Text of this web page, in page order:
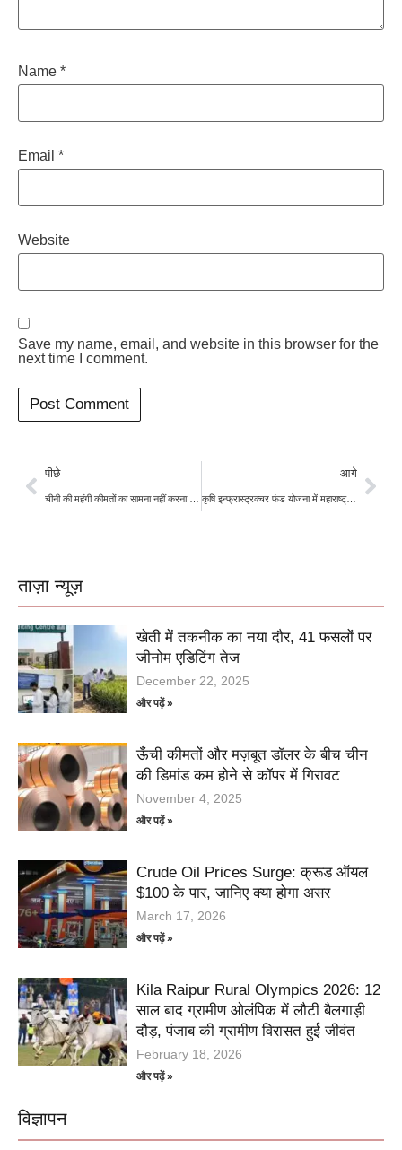
Name *
Email *
Website
Save my name, email, and website in this browser for the
next time I comment.
पीछे आगे
कृषि इन्फ्रास्ट्रक्चर फंड योजना में महाराष्ट्र का डंका, कम ब्याज दरों पर किसानों को मिल रहा है कर्ज
ताज़ा न्यूज़
खेती में तकनीक का नया दौर, 41 फसलों पर
जीनोम एडिटिंग तेज
December 22, 2025
और पढ़ें »
ऊँची कीमतों और मज़बूत डॉलर के बीच चीन
की डिमांड कम होने से कॉपर में गिरावट
November 4, 2025
और पढ़ें »
Crude Oil Prices Surge: क्रूड ऑयल
$100 के पार, जानिए क्या होगा असर
March 17, 2026
और पढ़ें »
Kila Raipur Rural Olympics 2026: 12
साल बाद ग्रामीण ओलंपिक में लौटी बैलगाड़ी
दौड़, पंजाब की ग्रामीण विरासत हुई जीवंत
February 18, 2026
और पढ़ें »
विज्ञापन